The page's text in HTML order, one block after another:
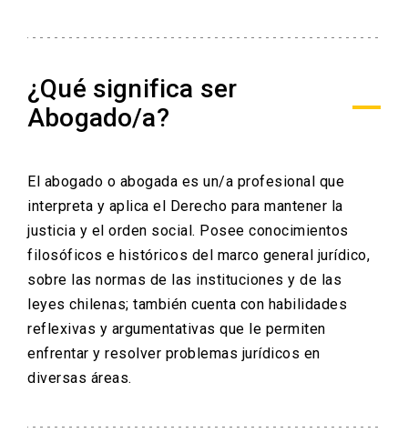
¿Qué significa ser
Abogado/a?
El abogado o abogada es un/a profesional que
interpreta y aplica el Derecho para mantener la
justicia y el orden social. Posee conocimientos
filosóficos e históricos del marco general jurídico,
sobre las normas de las instituciones y de las
leyes chilenas; también cuenta con habilidades
reflexivas y argumentativas que le permiten
enfrentar y resolver problemas jurídicos en
diversas áreas.